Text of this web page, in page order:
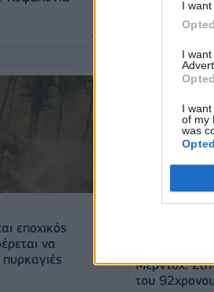
I
I
I
of my
was
06/09/2023 - 07:41
εποχικός
να
Μέρντοχ:
του